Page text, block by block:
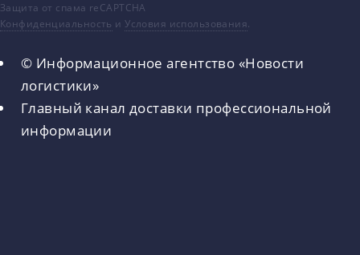
Защита от спама reCAPTCHA
Конфиденциальность иУсловия использования.
© Информационное агентство «Новости
логистики»
Главный канал доставки профессиональной
информации